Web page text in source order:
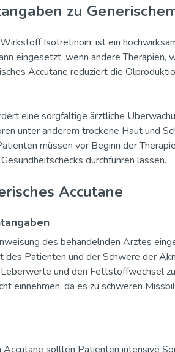
zu
Isotretinoin, ist ein
eingesetzt, wenn andere Therapien,
Accutane reduziert die
eine sorgfältige ärztliche
unter anderem trockene Haut und
müssen vor Beginn der
durchführen lassen.
Accutane
des behandelnden Arztes
Patienten und der Schwere der
und den Fettstoffwechsel
einnehmen, da es zu schweren